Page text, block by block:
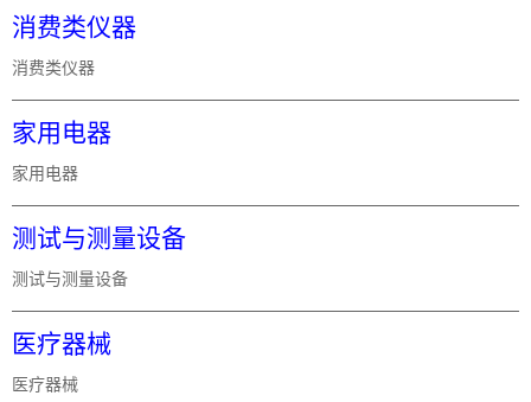
消费类仪器
消费类仪器
家用电器
家用电器
测试与测量设备
测试与测量设备
医疗器械
医疗器械